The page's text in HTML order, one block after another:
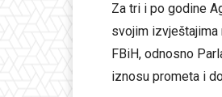
Za tri i po godine
svojim
FBiH, odnosno
iznosu prometa i